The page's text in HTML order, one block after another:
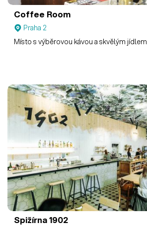
Coffee Room
Praha 2
Místo s výběrovou kávou a skvělým jídlem
Spižírna 1902